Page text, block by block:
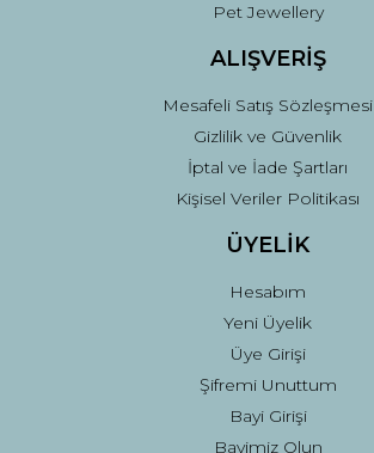
Pet Jewellery
ALIŞVERİŞ
Mesafeli Satış Sözleşmesi
Gizlilik ve Güvenlik
İptal ve İade Şartları
Kişisel Veriler Politikası
ÜYELİK
Hesabım
Yeni Üyelik
Üye Girişi
Şifremi Unuttum
Bayi Girişi
Bayimiz Olun